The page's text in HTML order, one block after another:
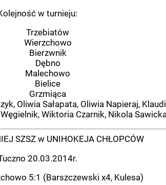
w turnieju:
Trzebiatów
Wierzchowo
Bierzwnik
Dębno
Malechowo
Bielice
Grzmiąca
Oliwia Sałapata, Oliwia Napieraj,
Wiktoria Czarnik, Nikola
SZSZ w UNIHOKEJA CHŁOPCÓW
20.03.2014r.
5:1 (Barszczewski x4, Kulesa)